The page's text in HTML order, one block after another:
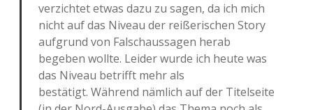
verzichtet etwas dazu zu sagen, da ich mich
nicht auf das Niveau der reißerischen Story
aufgrund von Falschaussagen herab
begeben wollte. Leider wurde ich heute was
das Niveau betrifft mehr als
bestätigt. Während nämlich auf der Titelseite